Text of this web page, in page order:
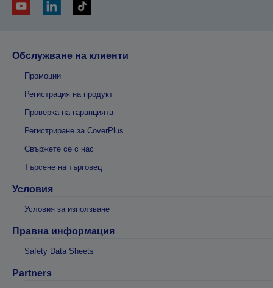
Обслужване на клиенти
Промоции
Регистрация на продукт
Проверка на гаранцията
Регистриране за CoverPlus
Свържете се с нас
Търсене на търговец
Условия
Условия за използване
Правна информация
Safety Data Sheets
Partners